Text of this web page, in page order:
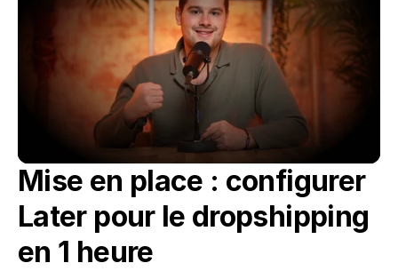
Mise en place : configurer
Later pour le dropshipping
en 1 heure